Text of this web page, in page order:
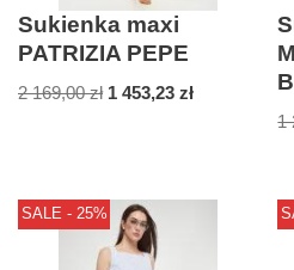
Sukienka maxi
PATRIZIA PEPE
2 169,00zł 1 453,23 zł
1
SALE - 25%